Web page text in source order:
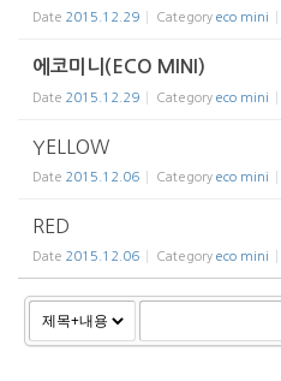
Date 2015.12.29 Category eco mini
에코미니(ECO MINI)
Date 2015.12.29 Category eco mini
YELLOW
Date 2015.12.06 Category eco mini
RED
Date 2015.12.06 Category eco mini